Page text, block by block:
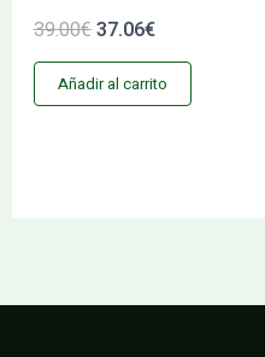
39.00€37.06€
Añadir al carrito